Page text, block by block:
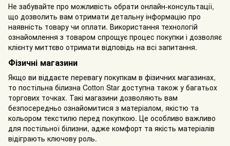
Не забувайте про можливість обрати онлайн-консультації,
що дозволить вам отримати детальну інформацію про
наявність товару чи оплати. Використання технологій
ознайомлення з товаром спрощує процес покупки і дозволяє
клієнту миттєво отримати відповідь на всі запитання.
Фізичні магазини
Якщо ви віддаєте перевагу покупкам в фізичних магазинах,
то постільна білизна Cotton Star доступна також у багатьох
торгових точках. Такі магазини дозволяють вам
безпосередньо ознайомитися з матеріалом, якістю та
кольором текстилю перед покупкою. Це особливо важливо
для постільної білизни, адже комфорт та якість матеріалів
відіграють ключову роль.